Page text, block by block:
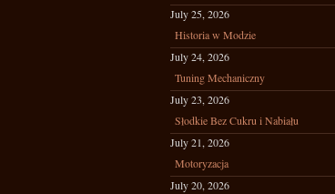
July 25, 2026
Historia w Modzie
July 24, 2026
Tuning Mechaniczny
July 23, 2026
Słodkie Bez Cukru i Nabiału
July 21, 2026
Motoryzacja
July 20, 2026